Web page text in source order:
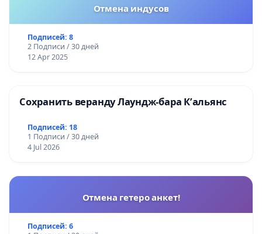
Отмена индусов
Подписей: 8
2 Подписи / 30 дней
12 Apr 2025
Сохранить веранду Лаундж-бара К’альянс
Подписей: 18
1 Подписи / 30 дней
4 Jul 2026
Отмена гетеро анкет!
Подписей: 6